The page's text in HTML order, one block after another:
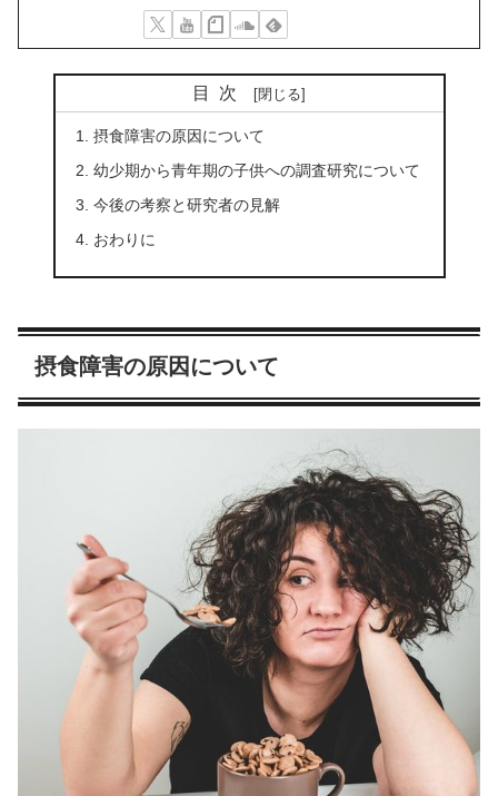
目次
摂食障害の原因について
幼少期から青年期の子供への調査研究について
今後の考察と研究者の見解
おわりに
摂食障害の原因について